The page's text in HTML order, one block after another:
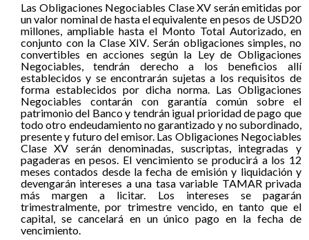
Las Obligaciones Negociables Clase XV serán emitidas por
un valor nominal de hasta el equivalente en pesos de USD20
millones, ampliable hasta el Monto Total Autorizado, en
conjunto con la Clase XIV.Serán obligaciones simples, no
convertibles en acciones según la Ley de Obligaciones
Negociables, tendrán derecho a los beneficios allí
establecidos y se encontrarán sujetas a los requisitos de
forma establecidos por dicha norma. Las Obligaciones
Negociables contarán con garantía común sobre el
patrimonio del Banco y tendrán igual prioridad de pago que
todo otro endeudamiento no garantizado y no subordinado,
presente y futuro del emisor. Las Obligaciones Negociables
Clase XV serán denominadas, suscriptas, integradas y
pagaderas en pesos. El vencimiento se producirá a los 12
meses contados desde la fecha de emisión y liquidación y
devengarán intereses a una tasa variable TAMAR privada
más margen a licitar. Los intereses se pagarán
trimestralmente, por trimestre vencido, en tanto que el
capital, se cancelará en un único pago en la fecha de
vencimiento.